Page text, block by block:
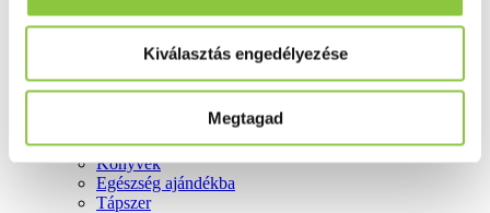
Kiválasztás engedélyezése
Megtagad
Fogselyem
Műfogsor ápolás
Fogfehérítés
Fogköztisztító
Gyógyteák
Könyvek
Egészség ajándékba
Tápszer